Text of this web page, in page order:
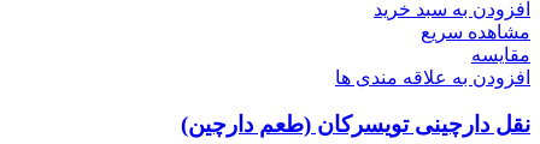
افزودن به سبد خرید
مشاهده سریع
مقایسه
افزودن به علاقه مندی ها
نقل دارچینی تویسرکان (طعم دارچین)